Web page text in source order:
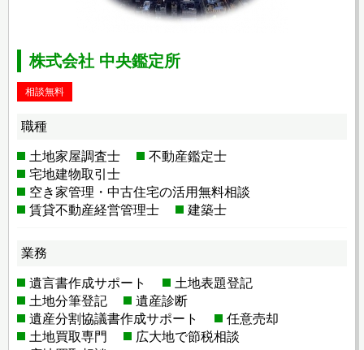
株式会社 中央鑑定所
相談無料
職種
土地家屋調査士
不動産鑑定士
宅地建物取引士
空き家管理・中古住宅の活用無料相談
賃貸不動産経営管理士
建築士
業務
遺言書作成サポート
土地表題登記
土地分筆登記
遺産診断
遺産分割協議書作成サポート
任意売却
土地買取専門
広大地で節税相談